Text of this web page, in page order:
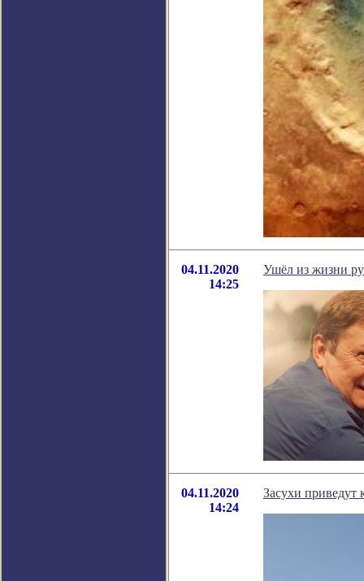
04.11.2020
14:25
Ушёл из жизни
04.11.2020
14:24
Засухи приведут